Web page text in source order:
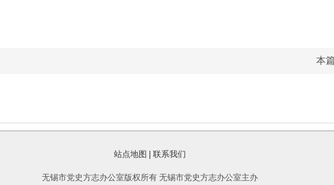
本
站点地图 联系我们
无锡市党史方志办公室版权所有 无锡市党史方志办公室主办